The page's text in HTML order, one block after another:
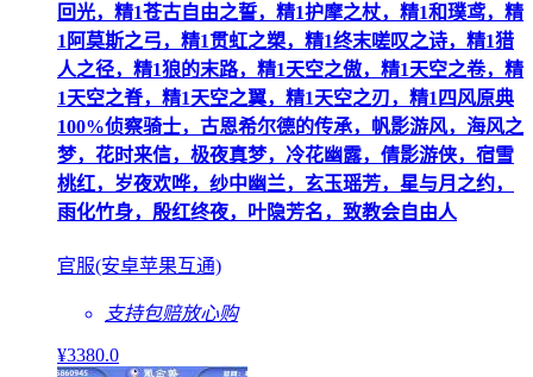
回光，精1苍古自由之誓，精1护摩之杖，精1和璞鸢，精
1阿莫斯之弓，精1贯虹之槊，精1终末嗟叹之诗，精1猎
人之径，精1狼的末路，精1天空之傲，精1天空之卷，精
1天空之脊，精1天空之翼，精1天空之刃，精1四风原典
100%侦察骑士，古恩希尔德的传承，帆影游风，海风之
梦，花时来信，极夜真梦，冷花幽露，倩影游侠，宿雪
桃红，岁夜欢哗，纱中幽兰，玄玉瑶芳，星与月之约，
雨化竹身，殷红终夜，叶隐芳名，致教会自由人
官服(安卓苹果互通)
支持包赔放心购
¥3380.0